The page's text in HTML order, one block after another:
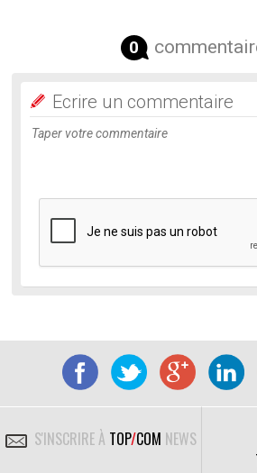
0
Ecrire un commentaire
S'INSCRIRE À TOP/COM NEWS